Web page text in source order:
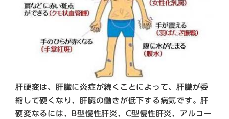
肝硬変は、肝臓に炎症が続くことによって、肝臓が委
縮して硬くなり、肝臓の働きが低下する病気です。肝
硬変なるには、B型慢性肝炎、C型慢性肝炎、アルコー